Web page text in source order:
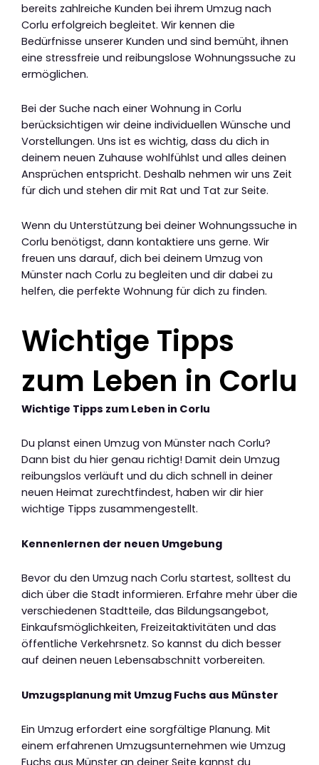
bereits zahlreiche Kunden bei ihrem Umzug nach
Corlu erfolgreich begleitet. Wir kennen die
Bedürfnisse unserer Kunden und sind bemüht, ihnen
eine stressfreie und reibungslose Wohnungssuche zu
ermöglichen.
Bei der Suche nach einer Wohnung in Corlu
berücksichtigen wir deine individuellen Wünsche und
Vorstellungen. Uns ist es wichtig, dass du dich in
deinem neuen Zuhause wohlfühlst und alles deinen
Ansprüchen entspricht. Deshalb nehmen wir uns Zeit
für dich und stehen dir mit Rat und Tat zur Seite.
Wenn du Unterstützung bei deiner Wohnungssuche in
Corlu benötigst, dann kontaktiere uns gerne. Wir
freuen uns darauf, dich bei deinem Umzug von
Münster nach Corlu zu begleiten und dir dabei zu
helfen, die perfekte Wohnung für dich zu finden.
Wichtige Tipps
zum Leben in Corlu
Wichtige Tipps zum Leben in Corlu
Du planst einen Umzug von Münster nach Corlu?
Dann bist du hier genau richtig! Damit dein Umzug
reibungslos verläuft und du dich schnell in deiner
neuen Heimat zurechtfindest, haben wir dir hier
wichtige Tipps zusammengestellt.
Kennenlernen der neuen Umgebung
Bevor du den Umzug nach Corlu startest, solltest du
dich über die Stadt informieren. Erfahre mehr über die
verschiedenen Stadtteile, das Bildungsangebot,
Einkaufsmöglichkeiten, Freizeitaktivitäten und das
öffentliche Verkehrsnetz. So kannst du dich besser
auf deinen neuen Lebensabschnitt vorbereiten.
Umzugsplanung mit Umzug Fuchs aus Münster
Ein Umzug erfordert eine sorgfältige Planung. Mit
einem erfahrenen Umzugsunternehmen wie Umzug